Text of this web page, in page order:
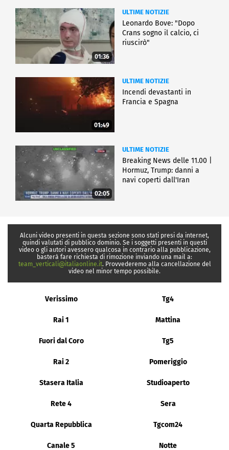
01:36
ULTIME NOTIZIE
Leonardo Bove: "Dopo
Crans sogno il calcio, ci
riuscirò"
01:49
ULTIME NOTIZIE
Incendi devastanti in
Francia e Spagna
02:05
ULTIME NOTIZIE
Breaking News delle 11.00 |
Hormuz, Trump: danni a
navi coperti dall'Iran
Alcuni video presenti in questa sezione sono stati presi da internet,
quindi valutati di pubblico dominio. Se i soggetti presenti in questi
video o gli autori avessero qualcosa in contrario alla pubblicazione,
basterà fare richiesta di rimozione inviando una mail a:
team_verticali@italiaonline.it. Provvederemo alla cancellazione del
video nel minor tempo possibile.
Verissimo Tg4
Rai 1 Mattina
Fuori dal Coro Tg5
Rai 2 Pomeriggio
Stasera Italia Studioaperto
Rete 4 Sera
Quarta Repubblica Tgcom24
Canale 5 Notte